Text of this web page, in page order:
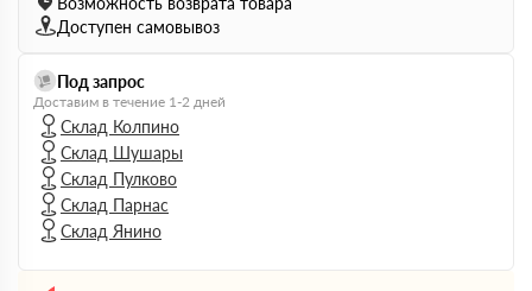
Доступен самовывоз
Под запрос
Доставим в течение 1-2 дней
Склад Колпино
Склад Шушары
Склад Пулково
Склад Парнас
Склад Янино